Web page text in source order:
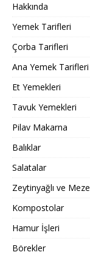
Hakkında
Yemek Tarifleri
Çorba Tarifleri
Ana Yemek Tarifleri
Et Yemekleri
Tavuk Yemekleri
Pilav Makarna
Balıklar
Salatalar
Zeytinyağlı ve Meze
Kompostolar
Hamur İşleri
Börekler